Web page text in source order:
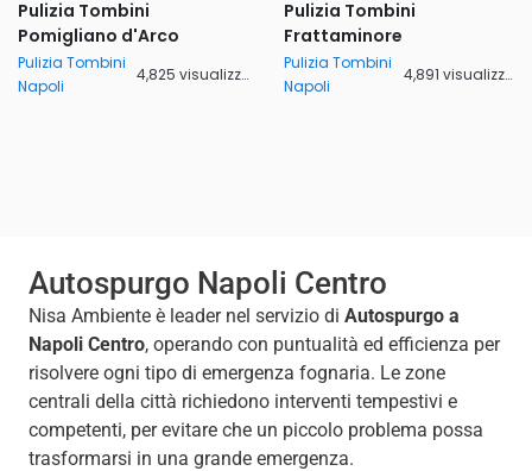
Pulizia Tombini
Pomigliano d'Arco
Pulizia Tombini
Napoli
4,825 visualizzazioni
Pulizia Tombini
Frattaminore
Pulizia Tombini
Napoli
4,891 visualizzazioni
Autospurgo Napoli Centro
Nisa Ambiente è leader nel servizio di Autospurgo a
Napoli Centro, operando con puntualità ed efficienza per
risolvere ogni tipo di emergenza fognaria. Le zone
centrali della città richiedono interventi tempestivi e
competenti, per evitare che un piccolo problema possa
trasformarsi in una grande emergenza.